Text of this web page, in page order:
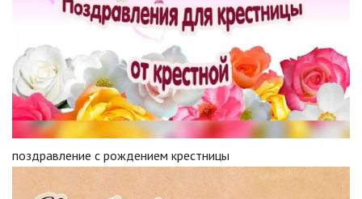
поздравление с рождением крестницы